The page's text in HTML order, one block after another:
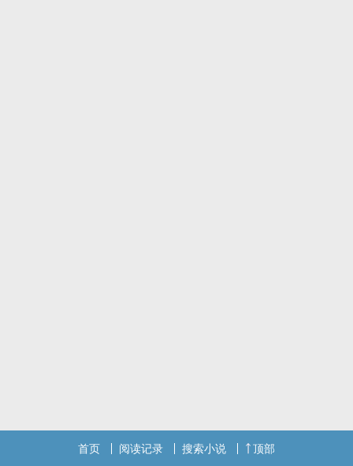
首页 阅读记录 搜索小说 顶部